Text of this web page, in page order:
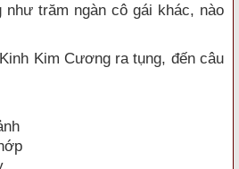
như trăm ngàn cô gái khác, nào
Kim Cương ra tụng, đến câu